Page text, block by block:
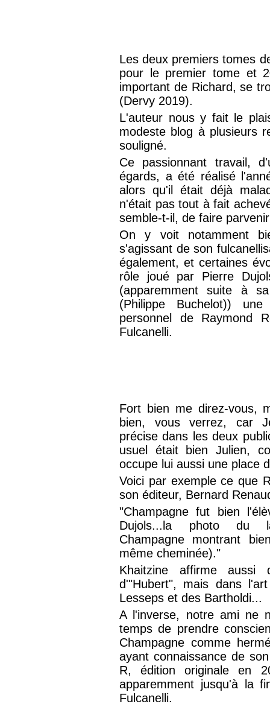
Les deux premiers tomes
pour le premier tome et
important de Richard, se
(Dervy 2019).
L'auteur nous y fait le
modeste blog à plusieurs
souligné.
Ce passionnant travail,
égards, a été réalisé
alors qu'il était déjà
n'était pas tout à fait
semble-t-il, de faire
On y voit notamment
s'agissant de son
également, et certaines
rôle joué par Pierre
(apparemment suite à
(Philippe Buchelot))
personnel de Raymond
Fulcanelli.
Fort bien me direz-vous,
bien, vous verrez, car
précise dans les deux
usuel était bien Julien,
occupe lui aussi une place
Voici par exemple ce que
son éditeur, Bernard
"Champagne fut bien
Dujols...la photo du
Champagne montrant
même cheminée)."
Khaitzine affirme aussi
d'"Hubert", mais dans
Lesseps et des Bartholdi...
A l'inverse, notre ami ne
temps de prendre
Champagne comme
ayant connaissance de
R, édition originale en
apparemment jusqu'à la
Fulcanelli.